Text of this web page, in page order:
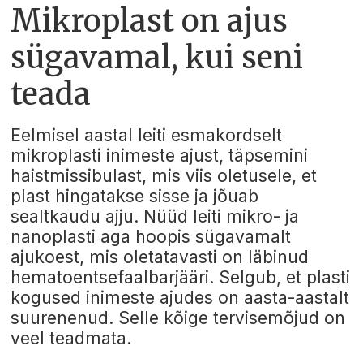
Mikroplast on ajus
sügavamal, kui seni
teada
Eelmisel aastal leiti esmakordselt
mikroplasti inimeste ajust, täpsemini
haistmissibulast, mis viis oletusele, et
plast hingatakse sisse ja jõuab
sealtkaudu ajju. Nüüd leiti mikro- ja
nanoplasti aga hoopis sügavamalt
ajukoest, mis oletatavasti on läbinud
hematoentsefaalbarjääri. Selgub, et plasti
kogused inimeste ajudes on aasta-aastalt
suurenenud. Selle kõige tervisemõjud on
veel teadmata.